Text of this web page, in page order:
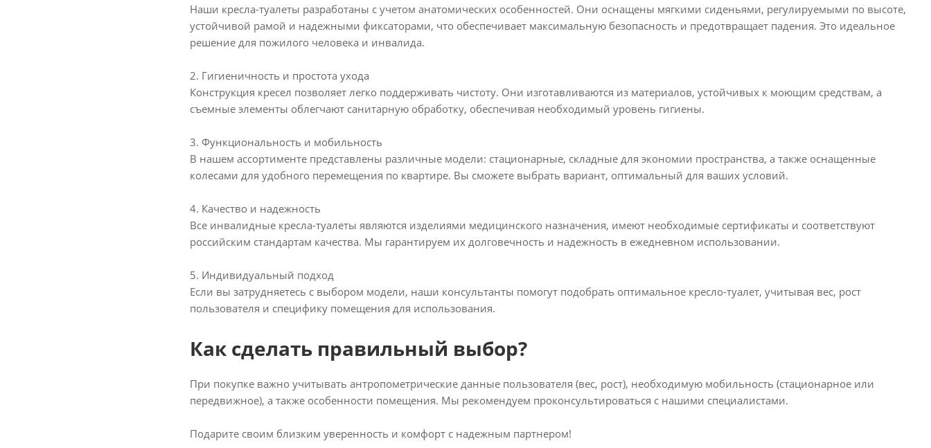
Наши кресла-туалеты разработаны с учетом анатомических особенностей. Они оснащены мягкими сиденьями, регулируемыми по высоте,
устойчивой рамой и надежными фиксаторами, что обеспечивает максимальную безопасность и предотвращает падения. Это идеальное
решение для пожилого человека и инвалида.
2. Гигиеничность и простота ухода
Конструкция кресел позволяет легко поддерживать чистоту. Они изготавливаются из материалов, устойчивых к моющим средствам, а
съемные элементы облегчают санитарную обработку, обеспечивая необходимый уровень гигиены.
3. Функциональность и мобильность
В нашем ассортименте представлены различные модели: стационарные, складные для экономии пространства, а также оснащенные
колесами для удобного перемещения по квартире. Вы сможете выбрать вариант, оптимальный для ваших условий.
4. Качество и надежность
Все инвалидные кресла-туалеты являются изделиями медицинского назначения, имеют необходимые сертификаты и соответствуют
российским стандартам качества. Мы гарантируем их долговечность и надежность в ежедневном использовании.
5. Индивидуальный подход
Если вы затрудняетесь с выбором модели, наши консультанты помогут подобрать оптимальное кресло-туалет, учитывая вес, рост
пользователя и специфику помещения для использования.
Как сделать правильный выбор?
При покупке важно учитывать антропометрические данные пользователя (вес, рост), необходимую мобильность (стационарное или
передвижное), а также особенности помещения. Мы рекомендуем проконсультироваться с нашими специалистами.
Подарите своим близким уверенность и комфорт с надежным партнером!